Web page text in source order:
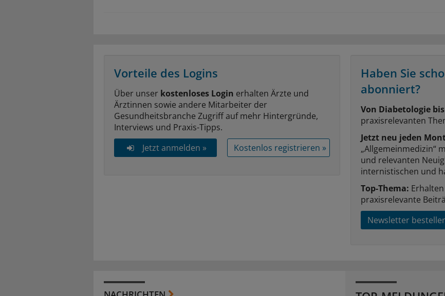
Vorteile des Logins
Über unser kostenloses Login erhalten Ärzte und
Ärztinnen sowie andere Mitarbeiter der
Gesundheitsbranche Zugriff auf mehr Hintergründe,
Interviews und Praxis-Tipps.
Jetzt anmelden »
Kostenlos registrieren »
Haben Sie
abonniert?
Von Diabetologie
praxisrelevanten
Jetzt neu jeden
„Allgemeinmedizin“
und relevanten
internistischen und
Top-Thema:
praxisrelevante
Newsletter